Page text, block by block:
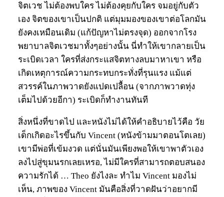
จิตเวช ไม่ต้องพบใคร ไม่ต้องคุยกับใคร จมอยู่กับตัว
เอง จิตของเขาเป็นปกติ แต่มุมมองของเขาต่อโลกมัน
ยังคงเหมือนเดิม (แก้ปัญหาไม่ตรงจุด) ออกจากโรง
พยาบาลจิตเวชมาทั้งๆอย่างนั้น นี่ทำให้เขากลายเป็น
ระเบิดเวลา ใครที่ส่งกระแสจิตทางลบมาหาเขา หรือ
เกิดเหตุการณ์ความกระทบกระทั่งที่รุนแรง แม้แต่
สวรรค์ในภาพวาดยังแปดเปลื้อน (จากภาพวาดทุ่ง
เต็มไปด้วยอีกา) ระเบิดก็ทำงานทันที
สิ่งหนึ่งที่ขาดไป และหนังไม่ได้ให้คำอธิบายไว้คือ วัย
เด็กเกิดอะไรขึ้นกับ Vincent (หนังข้ามมาตอนโตเลย)
เขามีพ่อที่เข้มงวด แต่นั่นมันเพียงพอให้เขาพาตัวเอง
ลงไปสู่ขุมนรกเลยเหรอ, ไม่มีใครที่สามารถตอบสนอง
ความรักได้ … Theo ยังไงละ ทำไม Vincent มองไม่
เห็น, ภาพของ Vincent มันคือสิ่งที่วาดฝันว่าอยากมี